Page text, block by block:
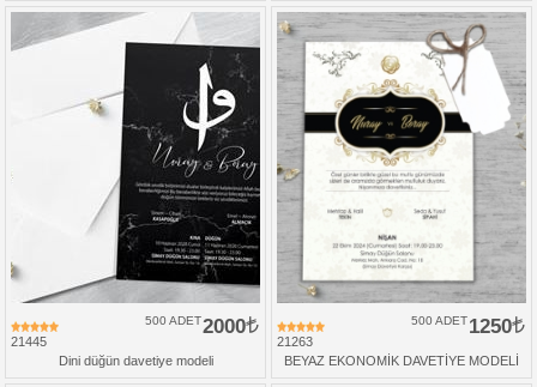
21445
2000
500 ADET
Dini düğün davetiye modeli
21263
1250
500 ADET
BEYAZ EKONOMİK DAVETİYE MODELİ